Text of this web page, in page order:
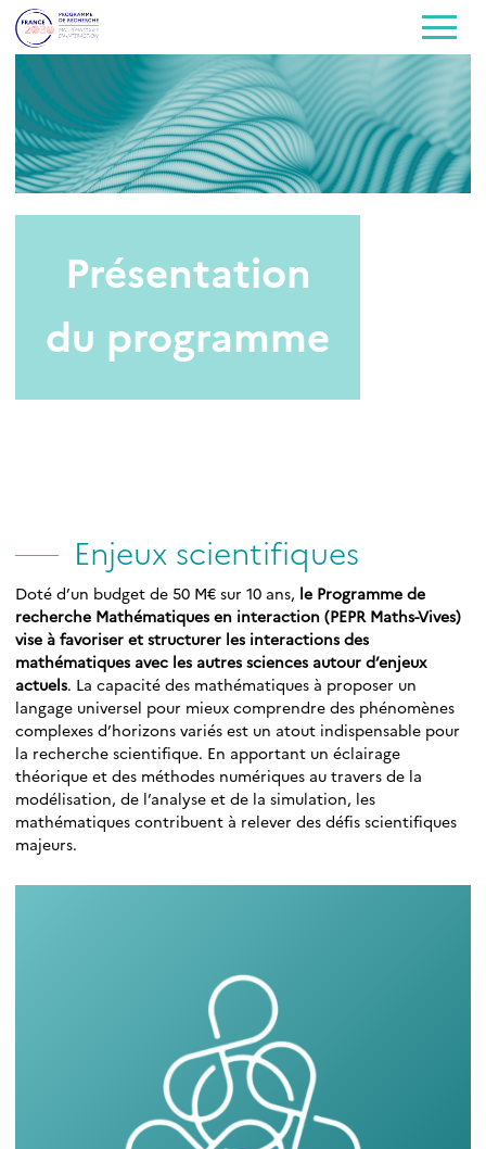
Présentation
du programme
Enjeux scientifiques
Doté d’un budget de 50 M€ sur 10 ans, le Programme de
recherche Mathématiques en interaction (PEPR Maths-Vives)
vise à favoriser et structurer les interactions des
mathématiques avec les autres sciences autour d’enjeux
actuels. La capacité des mathématiques à proposer un
langage universel pour mieux comprendre des phénomènes
complexes d’horizons variés est un atout indispensable pour
la recherche scientifique. En apportant un éclairage
théorique et des méthodes numériques au travers de la
modélisation, de l’analyse et de la simulation, les
mathématiques contribuent à relever des défis scientifiques
majeurs.